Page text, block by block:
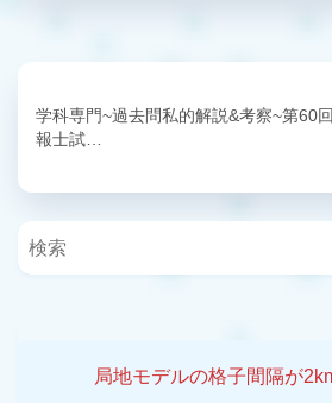
学科専門~過去問私的解説&考察~第60
報士試…
局地モデルの格子間隔が